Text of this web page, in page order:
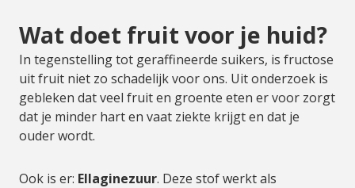
Wat doet fruit voor je huid?
In tegenstelling tot geraffineerde suikers, is fructose
uit fruit niet zo schadelijk voor ons. Uit onderzoek is
gebleken dat veel fruit en groente eten er voor zorgt
dat je minder hart en vaat ziekte krijgt en dat je
ouder wordt.
Ook is er: Ellaginezuur. Deze stof werkt als